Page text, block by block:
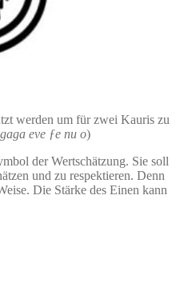
werden um für zwei Kauris zu
eve ƒe nu o)
der Wertschätzung. Sie soll
und zu respektieren. Denn
Die Stärke des Einen kann